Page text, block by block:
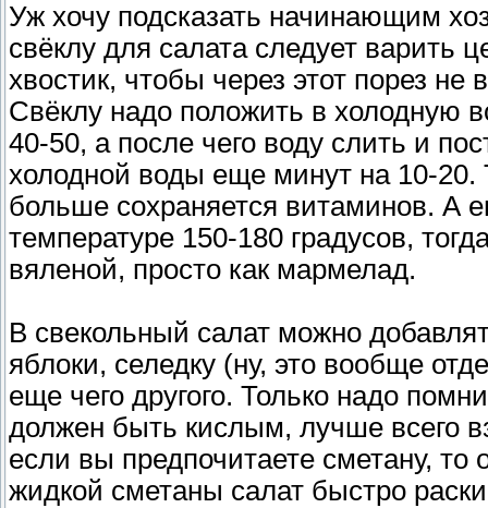
Уж хочу подсказать начинающим
свёклу для салата следует варить
хвостик, чтобы через этот порез
Свёклу надо положить в холодную
40-50, а после чего воду слить и
холодной воды еще минут на 10-20.
больше сохраняется витаминов. А
температуре 150-180 градусов,
вяленой, просто как мармелад.
В свекольный салат можно
яблоки, селедку (ну, это вообще
еще чего другого. Только надо
должен быть кислым, лучше всего
если вы предпочитаете сметану, то
жидкой сметаны салат быстро